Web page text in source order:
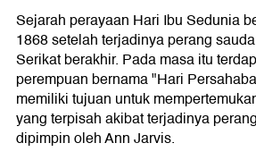
Sejarah perayaan Hari Ibu Sedunia
1868 setelah terjadinya perang
Serikat berakhir. Pada masa itu
perempuan bernama "Hari
memiliki tujuan untuk
yang terpisah akibat terjadinya
dipimpin oleh Ann Jarvis.